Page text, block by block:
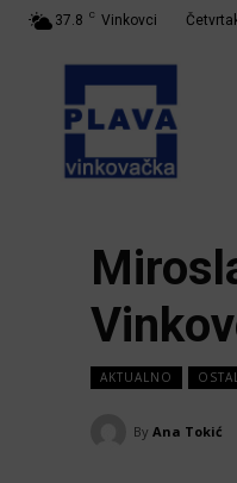
37.8 C Vinkovci
AKTUALNO
By Ana Tokić